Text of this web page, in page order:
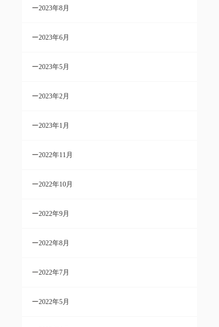
2023年8月
2023年6月
2023年5月
2023年2月
2023年1月
2022年11月
2022年10月
2022年9月
2022年8月
2022年7月
2022年5月